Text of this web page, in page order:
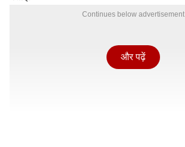
Continues below advertisement
और पढ़ें